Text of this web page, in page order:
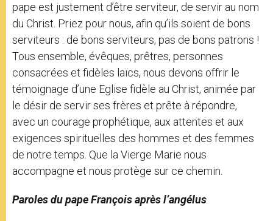
pape est justement d’être serviteur, de servir au nom
du Christ. Priez pour nous, afin qu’ils soient de bons
serviteurs : de bons serviteurs, pas de bons patrons !
Tous ensemble, évêques, prêtres, personnes
consacrées et fidèles laïcs, nous devons offrir le
témoignage d’une Eglise fidèle au Christ, animée par
le désir de servir ses frères et prête à répondre,
avec un courage prophétique, aux attentes et aux
exigences spirituelles des hommes et des femmes
de notre temps. Que la Vierge Marie nous
accompagne et nous protège sur ce chemin.
Paroles du pape François après l’angélus